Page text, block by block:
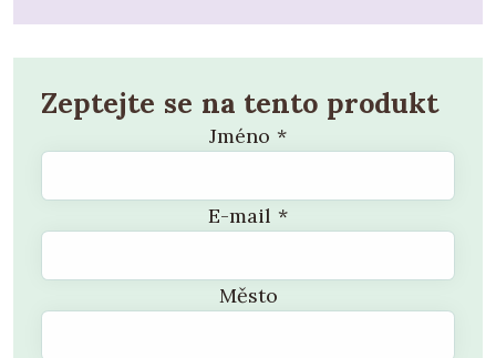
Zeptejte se na tento produkt
Jméno *
E-mail *
Město